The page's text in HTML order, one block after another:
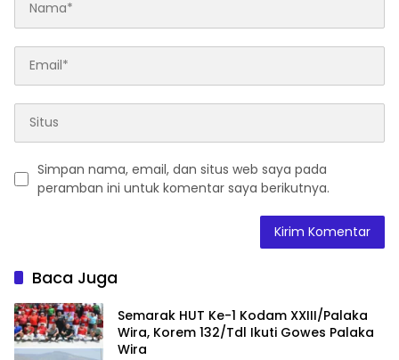
Simpan nama, email, dan situs web saya pada
peramban ini untuk komentar saya berikutnya.
Baca Juga
Semarak HUT Ke-1 Kodam XXIII/Palaka
Wira, Korem 132/Tdl Ikuti Gowes Palaka
Wira